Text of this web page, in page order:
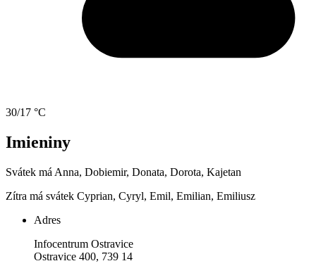
30/17 °C
Imieniny
Svátek má Anna, Dobiemir, Donata, Dorota, Kajetan
Zítra má svátek Cyprian, Cyryl, Emil, Emilian, Emiliusz
Adres
Infocentrum Ostravice
Ostravice 400, 739 14